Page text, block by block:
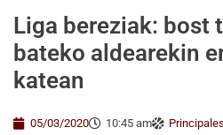
Liga bereziak: bost
bateko aldearekin
katean
05/03/2020 10:45 am Principales